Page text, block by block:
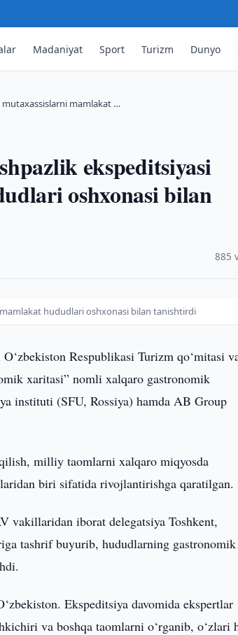
Madaniyat Sport Turizm Dunyo
mutaxassislarni mamlakat …
ekspeditsiyasi
oshxonasi bilan
885
hududlari oshxonasi bilan tanishtirdi
Respublikasi Turizm qo‘mitasi
xaritasi” nomli xalqaro gastronomik
instituti (SFU, Rossiya) hamda AB Group
milliy taomlarni xalqaro miqyosda
biri sifatida rivojlantirishga qaratilgan.
vakillaridan iborat delegatsiya Toshkent,
tashrif buyurib, hududlarning gastronomik
Ekspeditsiya davomida ekspertlar
va boshqa taomlarni o‘rganib, o‘zlari